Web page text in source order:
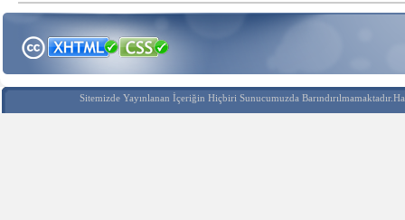
Sitemizde Yayınlanan İçeriğin Hiçbiri Sunucumuzda